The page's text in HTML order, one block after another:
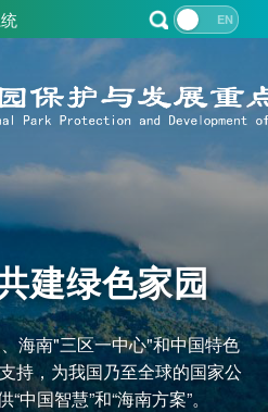
中 EN
建绿色家园
海南"三区一中心"和中国特色
持，为我国乃至全球的国家公
中国智慧”和“海南方案”。